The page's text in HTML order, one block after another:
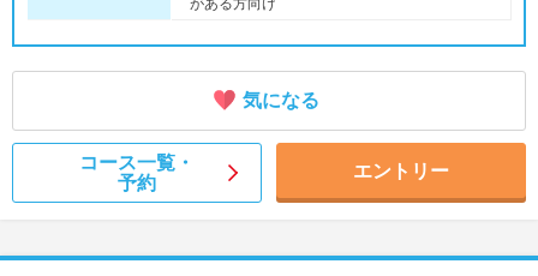
がある方向け
気になる
コース一覧・
予約
エントリー